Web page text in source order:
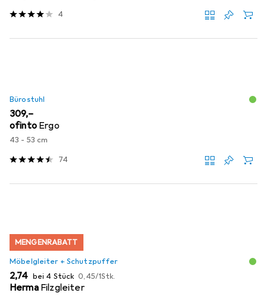
4
Bürostuhl
EUR
309,–
ofinto Ergo
43 - 53 cm
74
MENGENRABATT
Möbelgleiter + Schutzpuffer
EUR
2,74 bei 4 Stück EUR
0,45/1Stk.
Herma Filzgleiter